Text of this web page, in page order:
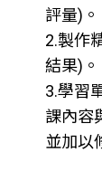
評量)。
2.製作
結果)。
3.學習
課內容
並加以